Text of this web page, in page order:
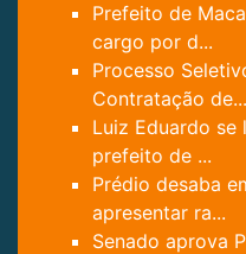
Prefeito de
cargo por d...
Processo
Contratação de...
Luiz Eduardo
prefeito de ...
Prédio desaba
apresentar ra...
Senado aprova